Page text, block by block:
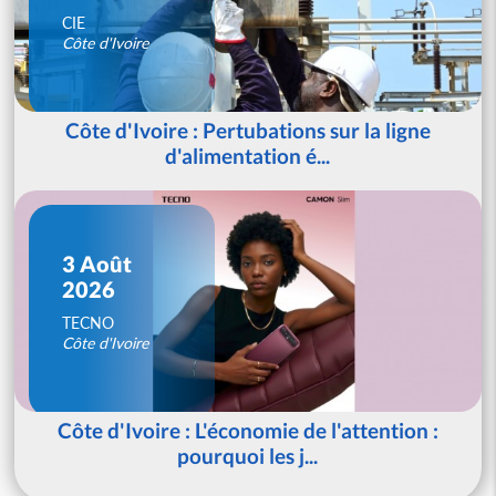
CIE
Côte d'Ivoire
Côte d'Ivoire : Pertubations sur la ligne
d'alimentation é...
3 Août
2026
TECNO
Côte d'Ivoire
Côte d'Ivoire : L'économie de l'attention :
pourquoi les j...